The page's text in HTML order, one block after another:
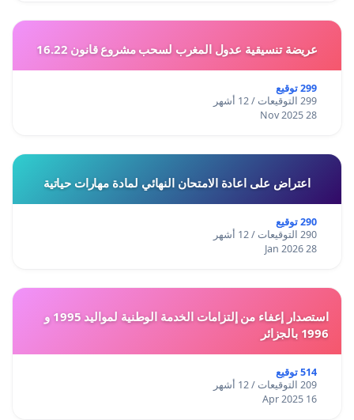
عريضة تنسيقية عدول المغرب لسحب مشروع قانون 16.22
299 توقيع
299 التوقيعات / 12 أشهر
28 Nov 2025
اعتراض على اعادة الامتحان النهائي لمادة مهارات حياتية
290 توقيع
290 التوقيعات / 12 أشهر
28 Jan 2026
استصدار إعفاء من إلتزامات الخدمة الوطنية لمواليد 1995 و
1996 بالجزائر
514 توقيع
209 التوقيعات / 12 أشهر
16 Apr 2025